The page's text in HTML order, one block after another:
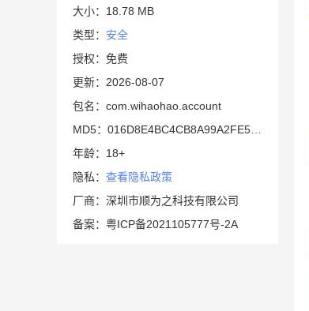
大小：18.78 MB
类型： 安全
授权：免费
更新：2026-08-07
包名：com.wihaohao.account
年龄：18+
隐私： 查看隐私政策
厂商：深圳市顺为之科技有限公司
备案：粤ICP备2021105777号-2A